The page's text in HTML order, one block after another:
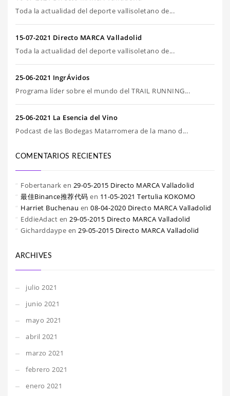
Toda la actualidad del deporte vallisoletano de...
15-07-2021 Directo MARCA Valladolid
Toda la actualidad del deporte vallisoletano de...
25-06-2021 IngrÁvidos
Programa líder sobre el mundo del TRAIL RUNNING...
25-06-2021 La Esencia del Vino
Podcast de las Bodegas Matarromera de la mano d...
COMENTARIOS RECIENTES
Fobertanark en 29-05-2015 Directo MARCA Valladolid
最佳Binance推荐代码 en 11-05-2021 Tertulia KOKOMO
Harriet Buchenau en 08-04-2020 Directo MARCA Valladolid
EddieAdact en 29-05-2015 Directo MARCA Valladolid
Gicharddaype en 29-05-2015 Directo MARCA Valladolid
ARCHIVES
julio 2021
junio 2021
mayo 2021
abril 2021
marzo 2021
febrero 2021
enero 2021